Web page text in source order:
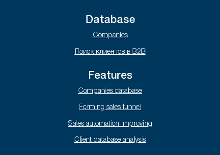
Database
Companies
Поиск клиентов в B2B
Features
Companies database
Forming sales funnel
Sales automation improving
Client database analysis